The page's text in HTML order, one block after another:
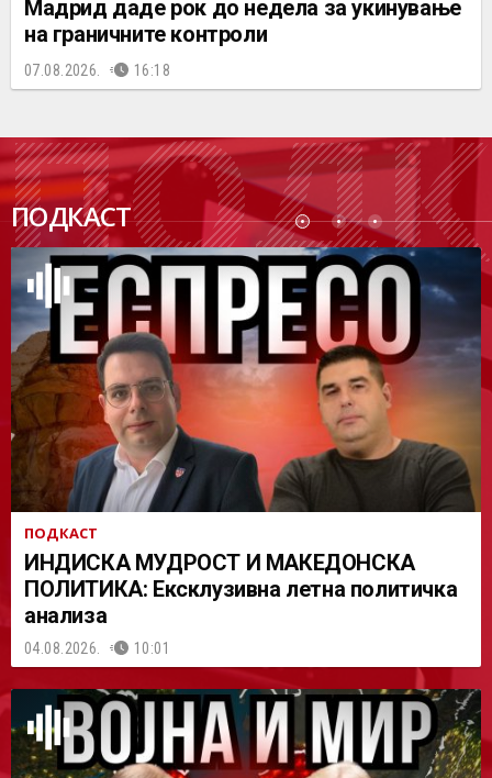
Мадрид даде рок до недела за укинување
на граничните контроли
07.08.2026. 16:18
ПОДКАСТ
ПОДК
АСТ
ПОДКАСТ
ИНДИСКА МУДРОСТ И МАКЕДОНСКА
ПОЛИТИКА: Ексклузивна летна политичка
анализа
04.08.2026. 10:01